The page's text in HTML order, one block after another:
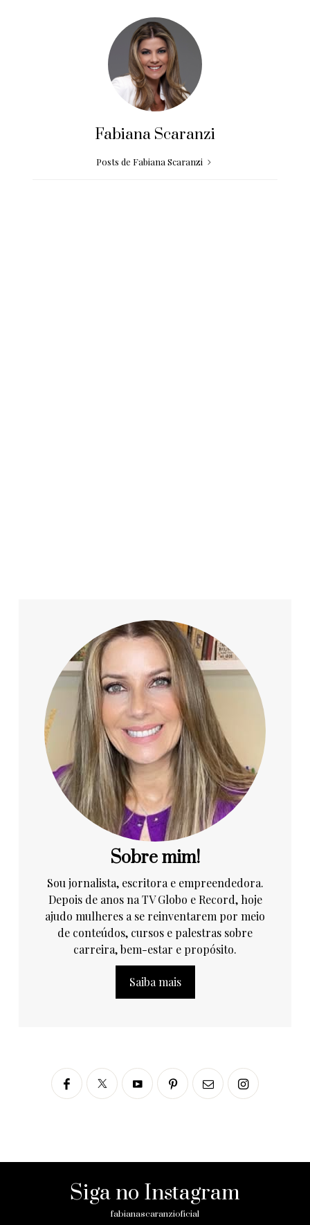
Fabiana Scaranzi
Posts de Fabiana Scaranzi
Sobre mim!
Sou jornalista, escritora e empreendedora.
Depois de anos na TV Globo e Record, hoje
ajudo mulheres a se reinventarem por meio
de conteúdos, cursos e palestras sobre
carreira, bem-estar e propósito.
Saiba mais
Siga no Instagram
fabianascaranzioficial